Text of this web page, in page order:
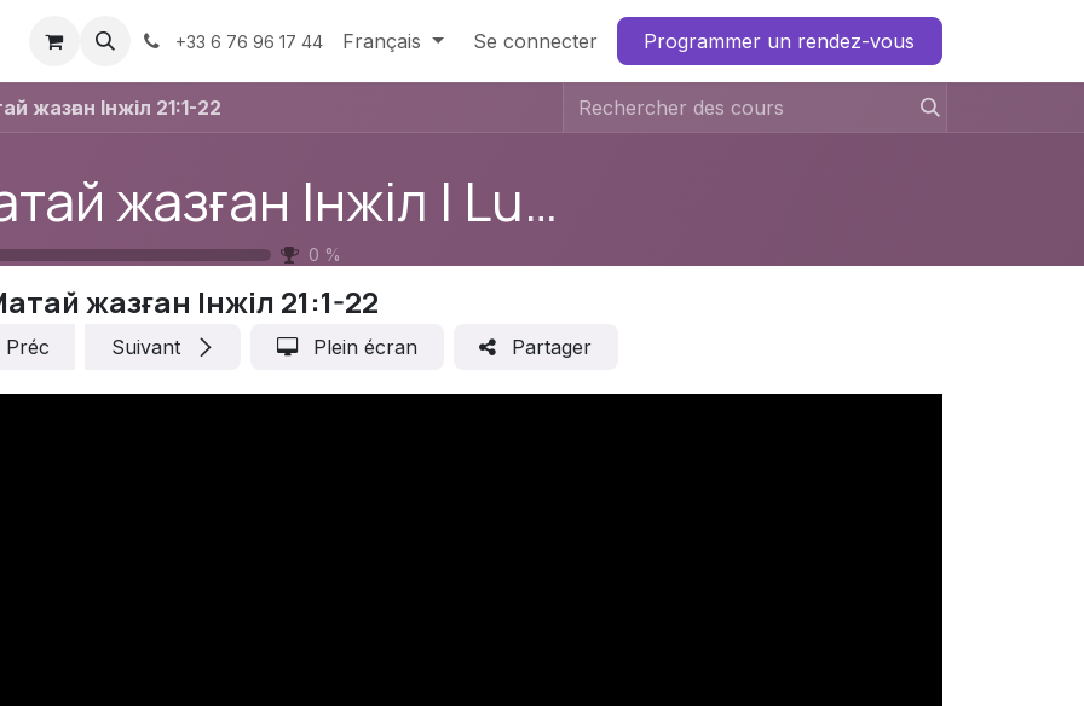
Contactez-nous+33 6 76 96 17 44 Français Se connecter Programmer un rendez-vous
жазған Інжіл 21:1-22
Матай жазған Інжіл | Lumo
0 %
жазған Інжіл 21:1-22
Préc Suivant Plein écran Partager